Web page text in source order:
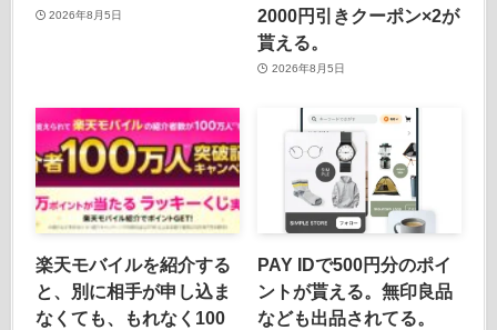
2026年8月5日
2000円引きクーポン×2が
貰える。
2026年8月5日
楽天モバイルを紹介する
と、別に相手が申し込ま
なくても、もれなく100
PAY IDで500円分のポイ
ントが貰える。無印良品
なども出品されてる。